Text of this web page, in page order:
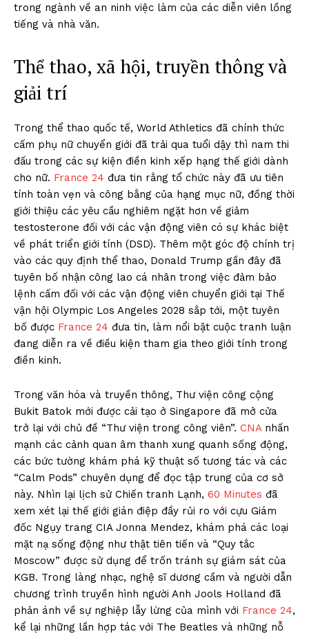
trong ngành về an ninh việc làm của các diễn viên lồng
tiếng và nhà văn.
Thể thao, xã hội, truyền thông và
giải trí
Trong thể thao quốc tế, World Athletics đã chính thức
cấm phụ nữ chuyển giới đã trải qua tuổi dậy thì nam thi
đấu trong các sự kiện điền kinh xếp hạng thế giới dành
cho nữ. France 24 đưa tin rằng tổ chức này đã ưu tiên
tính toàn vẹn và công bằng của hạng mục nữ, đồng thời
giới thiệu các yêu cầu nghiêm ngặt hơn về giảm
testosterone đối với các vận động viên có sự khác biệt
về phát triển giới tính (DSD). Thêm một góc độ chính trị
vào các quy định thể thao, Donald Trump gần đây đã
tuyên bố nhận công lao cá nhân trong việc đảm bảo
lệnh cấm đối với các vận động viên chuyển giới tại Thế
vận hội Olympic Los Angeles 2028 sắp tới, một tuyên
bố được France 24 đưa tin, làm nổi bật cuộc tranh luận
đang diễn ra về điều kiện tham gia theo giới tính trong
điền kinh.
Trong văn hóa và truyền thông, Thư viện công cộng
Bukit Batok mới được cải tạo ở Singapore đã mở cửa
trở lại với chủ đề “Thư viện trong công viên”. CNAnhấn
mạnh các cảnh quan âm thanh xung quanh sống động,
các bức tường khám phá kỹ thuật số tương tác và các
“Calm Pods” chuyên dụng để đọc tập trung của cơ sở
này. Nhìn lại lịch sử Chiến tranh Lạnh, 60 Minutes đã
xem xét lại thế giới gián điệp đầy rủi ro với cựu Giám
đốc Ngụy trang CIA Jonna Mendez, khám phá các loại
mặt nạ sống động như thật tiên tiến và “Quy tắc
Moscow” được sử dụng để trốn tránh sự giám sát của
KGB. Trong làng nhạc, nghệ sĩ dương cầm và người dẫn
chương trình truyền hình người Anh Jools Holland đã
phản ánh về sự nghiệp lẫy lừng của mình với France 24,
kể lại những lần hợp tác với The Beatles và những nỗ